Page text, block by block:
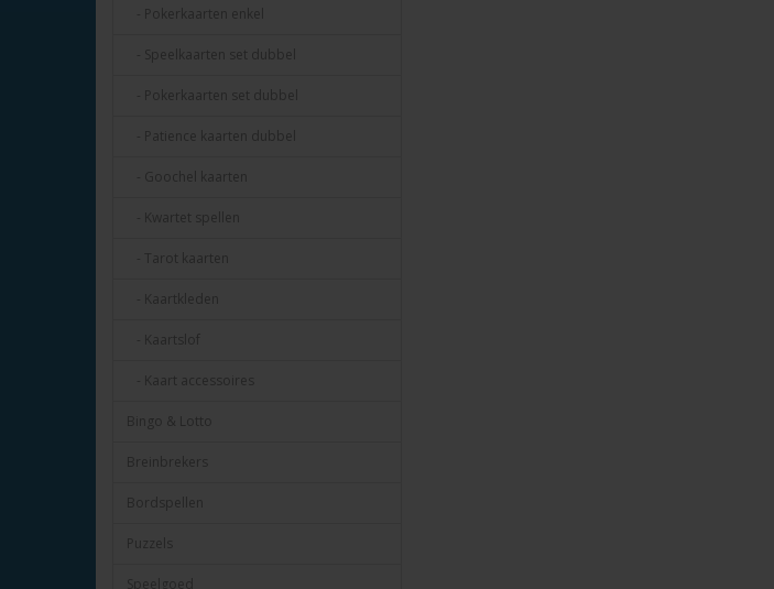
- Pokerkaarten enkel
- Speelkaarten set dubbel
- Pokerkaarten set dubbel
- Patience kaarten dubbel
- Goochel kaarten
- Kwartet spellen
- Tarot kaarten
- Kaartkleden
- Kaartslof
- Kaart accessoires
Bingo & Lotto
Breinbrekers
Bordspellen
Puzzels
Speelgoed